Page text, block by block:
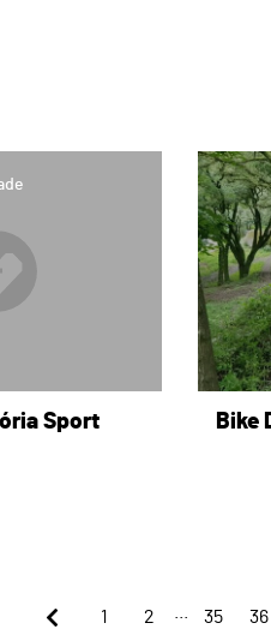
Sport
page
Bike
1 2 35 36